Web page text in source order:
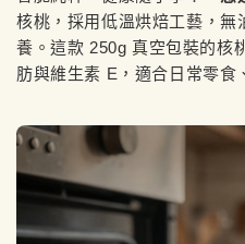
核桃，採用低溫烘焙工藝，無
養。這款 250g 真空包裝的核
肪與維生素 E，適合日常零食